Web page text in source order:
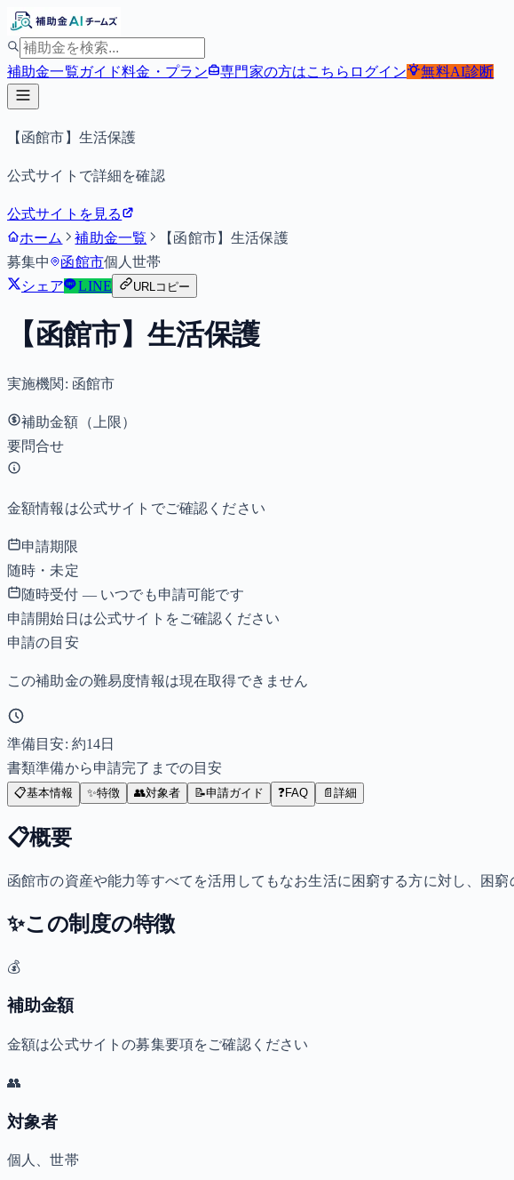
補助金一覧ガイド料金・プラン 専門家の方はこちら ログイン 無料AI診断
【函館市】生活保護
公式サイトで詳細を確認
公式サイトを見る
ホーム
補助金一覧
【函館市】生活保護
募集中
函館市個人世帯
シェア
LINE URLコピー
【函館市】生活保護
実施機関: 函館市
補助金額（上限）
要問合せ
金額情報は公式サイトでご確認ください
申請期限
随時・未定
随時受付 — いつでも申請可能です
申請開始日は公式サイトをご確認ください
申請の目安
この補助金の難易度情報は現在取得できません
準備目安: 約14日
書類準備から申請完了までの目安
📋基本情報 ✨特徴 👥対象者 📝申請ガイド ❓FAQ 📄 詳細
📋概要
函館市の資産や能力等すべてを活用してもなお生活に困窮する方に対し、困窮
✨この制度の特徴
💰
補助金額
金額は公式サイトの募集要項をご確認ください
👥
対象者
個人、世帯